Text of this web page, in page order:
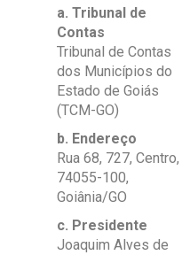
a. Tribunal de
Contas
Tribunal de Contas
dos Municípios do
Estado de Goiás
(TCM-GO)
b. Endereço
Rua 68, 727, Centro,
74055-100,
Goiânia/GO
c. Presidente
Joaquim Alves de